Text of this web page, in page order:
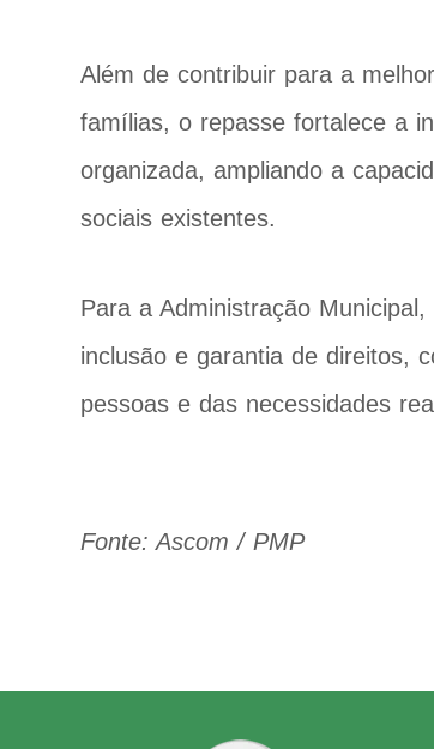
Além de contribuir para a
famílias, o repasse fortalece a
organizada, ampliando a
sociais existentes.
Para a Administração
inclusão e garantia de direitos,
pessoas e das necessidades
Fonte: Ascom / PMP